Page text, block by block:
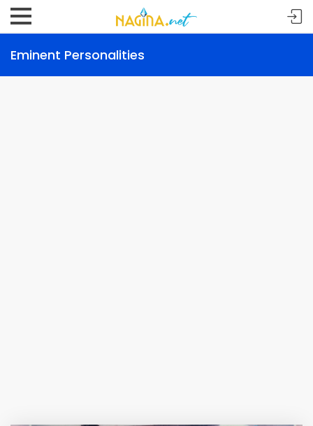
Eminent Personalities